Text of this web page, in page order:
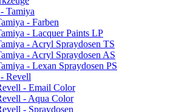
Tamiya
- Farben
- Lacquer Paints LP
- Acryl Spraydosen TS
- Acryl Spraydosen AS
- Lexan Spraydosen PS
Revell
- Email Color
- Aqua Color
- Spraydosen